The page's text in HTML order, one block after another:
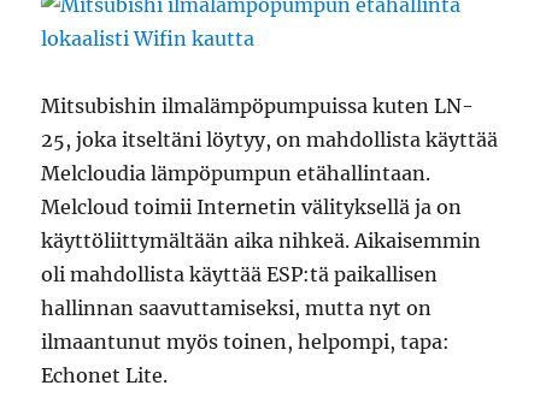
Mitsubishin ilmalämpöpumpuissa kuten LN-
25, joka itseltäni löytyy, on mahdollista käyttää
Melcloudia lämpöpumpun etähallintaan.
Melcloud toimii Internetin välityksellä ja on
käyttöliittymältään aika nihkeä. Aikaisemmin
oli mahdollista käyttää ESP:tä paikallisen
hallinnan saavuttamiseksi, mutta nyt on
ilmaantunut myös toinen, helpompi, tapa:
Echonet Lite.